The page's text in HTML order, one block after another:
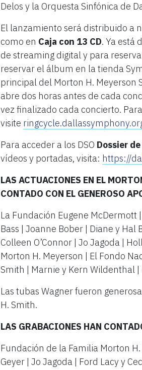
Delos y la Orquesta Sinfónica de
El lanzamiento será distribuido a
como en Caja con 13 CD. Ya está
de streaming digital y para
reservar el álbum en la tienda
principal del Morton H. Meyerson
abre dos horas antes de cada
vez finalizado cada concierto.
visite
Para acceder a los DSO Dossier
vídeos y portadas, visita: https://
LAS ACTUACIONES EN EL
CONTADO CON EL GENEROSO
La Fundación Eugene McDermott
Bass | Joanne Bober | Diane y Hal
Colleen O’Connor | Jo Jagoda |
Morton H. Meyerson | El Fondo
Smith | Marnie y Kern Wildenthal
Las tubas Wagner fueron
H. Smith.
LAS GRABACIONES HAN
Fundación de la Familia Morton
Geyer | Jo Jagoda | Ford Lacy y